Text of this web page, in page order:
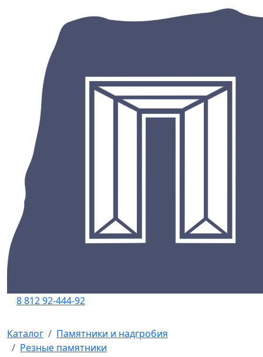
8 812 92-444-92
Каталог
Памятники и надгробия
Резные памятники